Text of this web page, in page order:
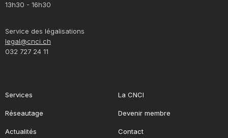
13h30 - 16h30
Service des légalisations
legal@cnci.ch
032 727 24 11
Services
Réseautage
Actualités
La CNCI
Devenir membre
Contact